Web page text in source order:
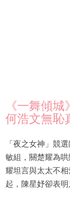
《一舞傾
何浩文無恥
「夜之女神」競
敏組，關楚耀為
耀坦言與太太不
起，陳星妤卻表明